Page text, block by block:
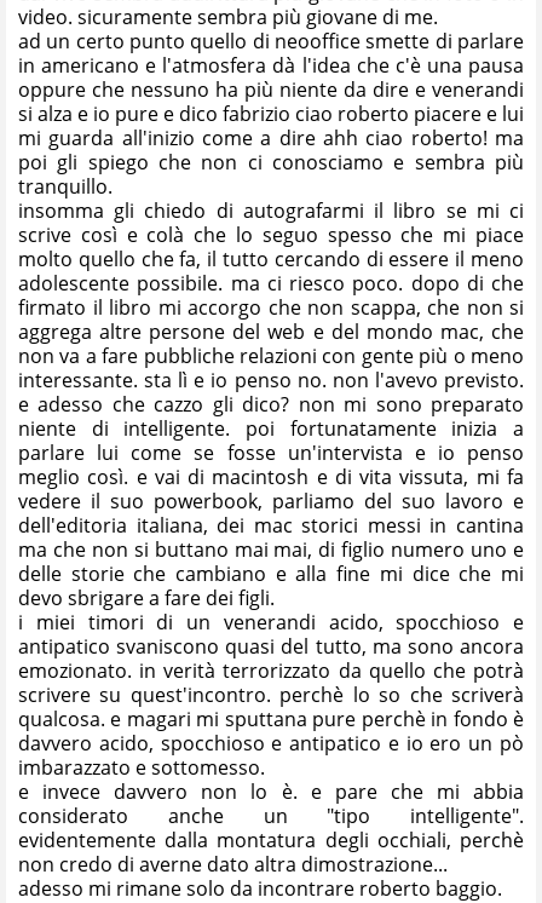
video. sicuramente sembra più giovane di me.
ad un certo punto quello di neooffice smette di parlare
in americano e l'atmosfera dà l'idea che c'è una pausa
oppure che nessuno ha più niente da dire e venerandi
si alza e io pure e dico fabrizio ciao roberto piacere e lui
mi guarda all'inizio come a dire ahh ciao roberto! ma
poi gli spiego che non ci conosciamo e sembra più
tranquillo.
insomma gli chiedo di autografarmi il libro se mi ci
scrive così e colà che lo seguo spesso che mi piace
molto quello che fa, il tutto cercando di essere il meno
adolescente possibile. ma ci riesco poco. dopo di che
firmato il libro mi accorgo che non scappa, che non si
aggrega altre persone del web e del mondo mac, che
non va a fare pubbliche relazioni con gente più o meno
interessante. sta lì e io penso no. non l'avevo previsto.
e adesso che cazzo gli dico? non mi sono preparato
niente di intelligente. poi fortunatamente inizia a
parlare lui come se fosse un'intervista e io penso
meglio così. e vai di macintosh e di vita vissuta, mi fa
vedere il suo powerbook, parliamo del suo lavoro e
dell'editoria italiana, dei mac storici messi in cantina
ma che non si buttano mai mai, di figlio numero uno e
delle storie che cambiano e alla fine mi dice che mi
devo sbrigare a fare dei figli.
i miei timori di un venerandi acido, spocchioso e
antipatico svaniscono quasi del tutto, ma sono ancora
emozionato. in verità terrorizzato da quello che potrà
scrivere su quest'incontro. perchè lo so che scriverà
qualcosa. e magari mi sputtana pure perchè in fondo è
davvero acido, spocchioso e antipatico e io ero un pò
imbarazzato e sottomesso.
e invece davvero non lo è. e pare che mi abbia
considerato anche un "tipo intelligente".
evidentemente dalla montatura degli occhiali, perchè
non credo di averne dato altra dimostrazione...
adesso mi rimane solo da incontrare roberto baggio.